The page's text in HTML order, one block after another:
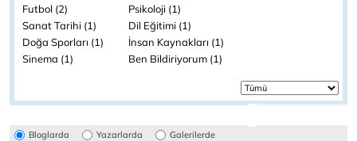
Futbol (2)
Psikoloji (1)
Sanat Tarihi (1)
Dil Eğitimi (1)
Doğa Sporları (1)
İnsan Kaynakları (1)
Sinema (1)
Ben Bildiriyorum (1)
Bloglarda Yazarlarda Galerilerde